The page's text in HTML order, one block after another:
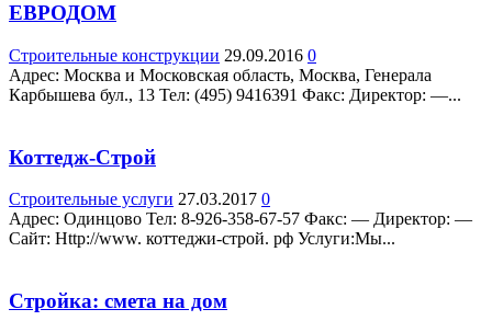
ЕВРОДОМ
Строительные конструкции 29.09.2016 0
Адрес: Москва и Московская область, Москва, Генерала
Карбышева бул., 13 Teл: (495) 9416391 Факс: Директор: —...
Коттедж-Строй
Строительные услуги 27.03.2017 0
Адрес: Одинцово Teл: 8-926-358-67-57 Факс: — Директор: —
Сайт: Http://www. коттеджи-строй. рф Услуги:Мы...
Стройка: смета на дом